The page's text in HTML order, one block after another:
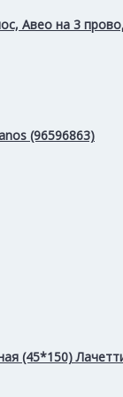
Авео на 3
(96596863)
(45*150)